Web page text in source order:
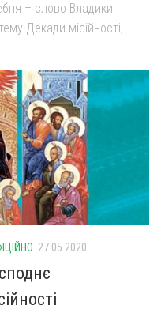
– слово Владики
Декади місійності,...
27.05.2020